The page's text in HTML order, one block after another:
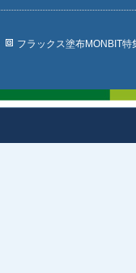
フラックス塗布MONBIT特